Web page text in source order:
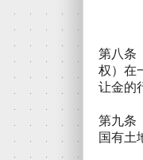
第八条
权）在
让金的
第九条
国有土